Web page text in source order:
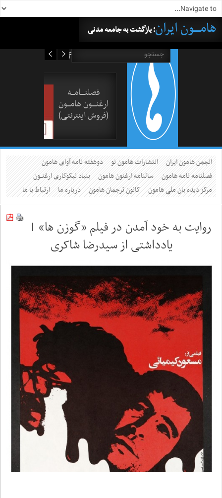
هامــــون ایران؛ بازگشت به جامعه مدنی
فصلنــــامـــه
ارغنــــون هامـــون
(فروش اینترنتی)
انجمن هامون ایران انتشارات هامون نو
دوهفته نامه آوای هامون
فصلنامه نامه هامون
سالنامه ارغنون هامون
بنیاد نیکوکاری ارغنــون
مرکز دیده بان ملی هامون
کانون ترجمان هامون درباره ما ارتباط با ما
روایت به خود آمدن در فیلم «گوزن ها» |
یادداشتی از سیدرضا شاکری